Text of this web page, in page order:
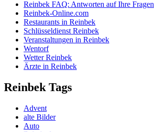
Reinbek FAQ: Antworten auf Ihre Fragen
Reinbek-Online.com
Restaurants in Reinbek
Schlüsseldienst Reinbek
Veranstaltungen in Reinbek
Wentorf
Wetter Reinbek
Ärzte in Reinbek
Reinbek Tags
Advent
alte Bilder
Auto